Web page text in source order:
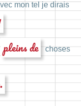
mon tel je dirais
pleins de
choses